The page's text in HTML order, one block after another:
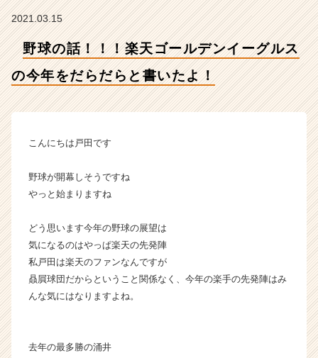
か
ら
の
|
チ
ャ
ー・
成
長
企
2021.03.15
野球の話！！！楽天ゴールデンイーグルス
の今年をだらだらと書いたよ！
こんにちは戸田です
野球が開幕しそうですね
やっと始まりますね
どう思います今年の野球の展望は
気になるのはやっぱ楽天の先発陣
私戸田は楽天のファンなんですが
贔屓球団だからということ関係なく、今年の楽手の先発陣はみ
んな気にはなりますよね。
去年の最多勝の涌井